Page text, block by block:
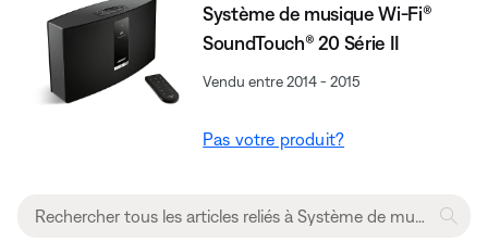
Système de musique Wi-Fi®
SoundTouch® 20 Série II
Vendu entre 2014 - 2015
Pas votre produit?